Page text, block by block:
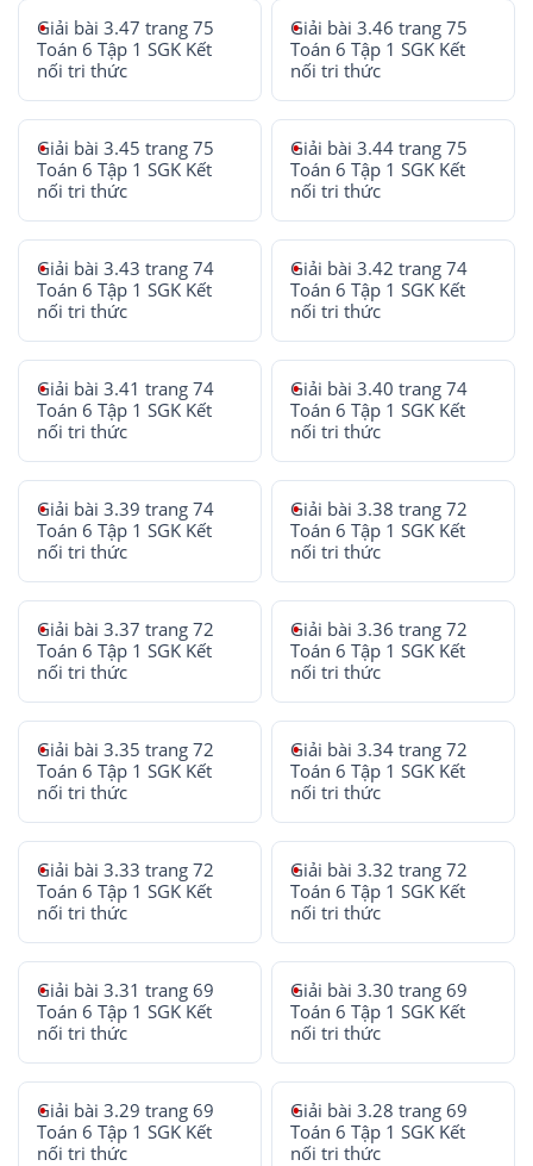
Giải bài 3.47 trang 75
Toán 6 Tập 1 SGK Kết
nối tri thức
Giải bài 3.46 trang 75
Toán 6 Tập 1 SGK Kết
nối tri thức
Giải bài 3.45 trang 75
Toán 6 Tập 1 SGK Kết
nối tri thức
Giải bài 3.44 trang 75
Toán 6 Tập 1 SGK Kết
nối tri thức
Giải bài 3.43 trang 74
Toán 6 Tập 1 SGK Kết
nối tri thức
Giải bài 3.42 trang 74
Toán 6 Tập 1 SGK Kết
nối tri thức
Giải bài 3.41 trang 74
Toán 6 Tập 1 SGK Kết
nối tri thức
Giải bài 3.40 trang 74
Toán 6 Tập 1 SGK Kết
nối tri thức
Giải bài 3.39 trang 74
Toán 6 Tập 1 SGK Kết
nối tri thức
Giải bài 3.38 trang 72
Toán 6 Tập 1 SGK Kết
nối tri thức
Giải bài 3.37 trang 72
Toán 6 Tập 1 SGK Kết
nối tri thức
Giải bài 3.36 trang 72
Toán 6 Tập 1 SGK Kết
nối tri thức
Giải bài 3.35 trang 72
Toán 6 Tập 1 SGK Kết
nối tri thức
Giải bài 3.34 trang 72
Toán 6 Tập 1 SGK Kết
nối tri thức
Giải bài 3.33 trang 72
Toán 6 Tập 1 SGK Kết
nối tri thức
Giải bài 3.32 trang 72
Toán 6 Tập 1 SGK Kết
nối tri thức
Giải bài 3.31 trang 69
Toán 6 Tập 1 SGK Kết
nối tri thức
Giải bài 3.30 trang 69
Toán 6 Tập 1 SGK Kết
nối tri thức
Giải bài 3.29 trang 69
Toán 6 Tập 1 SGK Kết
nối tri thức
Giải bài 3.28 trang 69
Toán 6 Tập 1 SGK Kết
nối tri thức